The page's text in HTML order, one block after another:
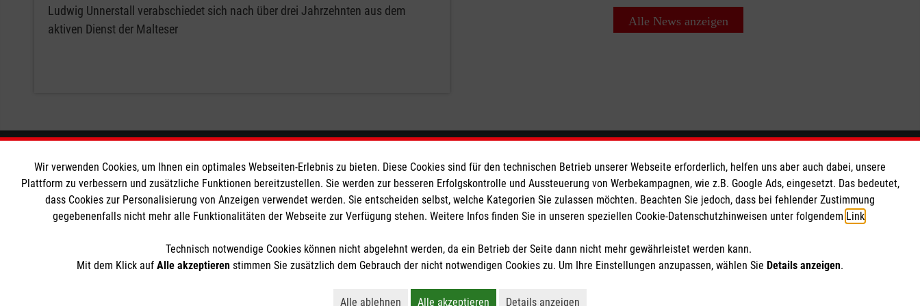
Ludwig Unnerstall verabschiedet sich nach über drei Jahrzehnten aus dem
aktiven Dienst der Malteser
Alle News anzeigen
Informationen
Impressum
Datenschutz
Barrierefreiheit
Die Malteser
Malteser in Deutschland
Malteserorden
Spendenkonto
Empfänger: Malteser Hilfsdienst e.V.
IBAN: DE39 3706 0120 1201 2150 10
Stichwort: Twistringen
So finden Sie uns
Mörsener Kirchweg 24
27239 Twistringen
Wir verwenden Cookies, um Ihnen ein optimales Webseiten-Erlebnis zu bieten. Diese Cookies sind für den technischen Betrieb unserer Webseite erforderlich, helfen uns aber auch dabei, unsere
Plattform zu verbessern und zusätzliche Funktionen bereitzustellen. Sie werden zur besseren Erfolgskontrolle und Aussteuerung von Werbekampagnen, wie z.B. Google Ads, eingesetzt. Das bedeutet,
dass Cookies zur Personalisierung von Anzeigen verwendet werden. Sie entscheiden selbst, welche Kategorien Sie zulassen möchten. Beachten Sie jedoch, dass bei fehlender Zustimmung
gegebenenfalls nicht mehr alle Funktionalitäten der Webseite zur Verfügung stehen. Weitere Infos finden Sie in unseren speziellen Cookie-Datenschutzhinweisen unter folgendem Link
Technisch notwendige Cookies können nicht abgelehnt werden, da ein Betrieb der Seite dann nicht mehr gewährleistet werden kann.
Mit dem Klick auf Alle akzeptieren stimmen Sie zusätzlich dem Gebrauch der nicht notwendigen Cookies zu. Um Ihre Einstellungen anzupassen, wählen Sie Details anzeigen.
Alle ablehnen Alle akzeptieren Details anzeigen